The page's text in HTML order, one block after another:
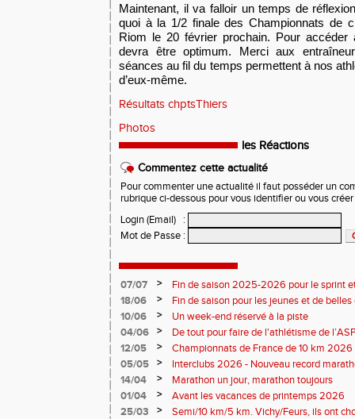
Maintenant, il va falloir un temps de
quoi à la 1/2 finale des Championnats de
Riom le 20 février prochain. Pour accéder
devra être optimum. Merci aux
séances au fil du temps permettent à nos
d’eux-même.
Résultats chptsThiers
Photos
les Réactions
Commentez cette actualité
Pour commenter une actualité il faut posséder un
rubrique ci-dessous pour vous identifier ou vous
Login (Email)
:
Mot de Passe :
07/07 >
Fin de saison 2025-2026 pour le sprint
18/06
>
Fin de saison pour les jeunes et de
10/06
>
Un week-end réservé à la piste
04/06
>
De tout pour faire de l'athlétisme de
monde souriant
12/05 >
Championnats de France de 10 km
Soirées piste
05/05 >
Interclubs 2026 - Nouveau record
résultats
14/04 >
Marathon un jour, marathon toujours
01/04
>
Avant les vacances de printemps 2026
25/03
>
Semi/10 km/5 km. Vichy/Feurs, ils ont